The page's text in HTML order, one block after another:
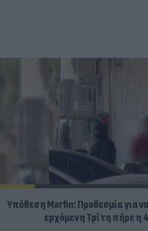
Υπόθεση Marfin: Προθεσμία για
ερχόμενη Τρίτη πήρε η